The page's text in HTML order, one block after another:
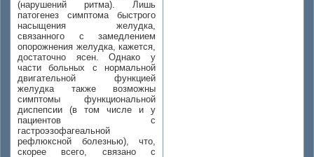
(нарушений ритма). Лишь
патогенез симптома быстрого
насыщения желудка,
связанного с замедлением
опорожнения желудка, кажется,
достаточно ясен. Однако у
части больных с нормальной
двигательной функцией
желудка также возможны
симптомы функциональной
диспепсии (в том числе и у
пациентов с
гастроэзофагеальной
рефлюксной болезнью), что,
скорее всего, связано с